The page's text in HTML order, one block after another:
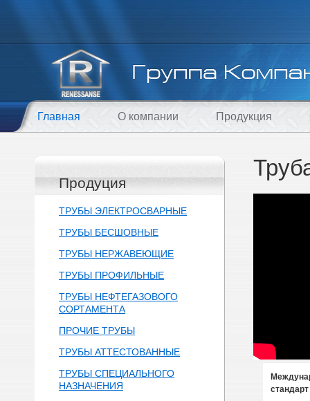
Главная О компании Продукция
Продуция
ТРУБЫ ЭЛЕКТРОСВАРНЫЕ
ТРУБЫ БЕСШОВНЫЕ
ТРУБЫ НЕРЖАВЕЮЩИЕ
ТРУБЫ ПРОФИЛЬНЫЕ
ТРУБЫ НЕФТЕГАЗОВОГО
СОРТАМЕНТА
ПРОЧИЕ ТРУБЫ
ТРУБЫ АТТЕСТОВАННЫЕ
ТРУБЫ СПЕЦИАЛЬНОГО
НАЗНАЧЕНИЯ
стандарт